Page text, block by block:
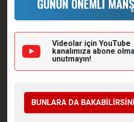
Videolar için YouTube
kanalımıza abone
unutmayın!
BUNLARA DA